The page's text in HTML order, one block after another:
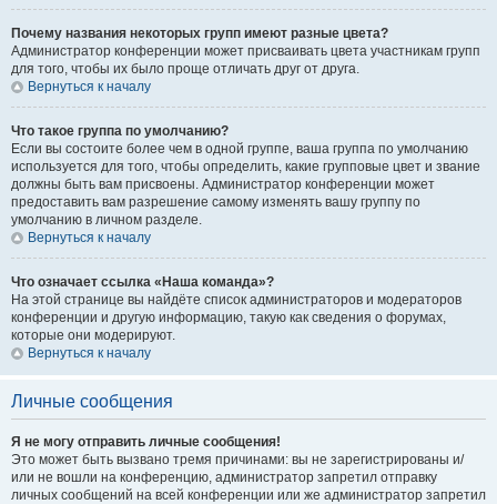
Почему названия некоторых групп имеют разные цвета?
Администратор конференции может присваивать цвета участникам групп
для того, чтобы их было проще отличать друг от друга.
Вернуться к началу
Что такое группа по умолчанию?
Если вы состоите более чем в одной группе, ваша группа по умолчанию
используется для того, чтобы определить, какие групповые цвет и звание
должны быть вам присвоены. Администратор конференции может
предоставить вам разрешение самому изменять вашу группу по
умолчанию в личном разделе.
Вернуться к началу
Что означает ссылка «Наша команда»?
На этой странице вы найдёте список администраторов и модераторов
конференции и другую информацию, такую как сведения о форумах,
которые они модерируют.
Вернуться к началу
Личные сообщения
Я не могу отправить личные сообщения!
Это может быть вызвано тремя причинами: вы не зарегистрированы и/
или не вошли на конференцию, администратор запретил отправку
личных сообщений на всей конференции или же администратор запретил